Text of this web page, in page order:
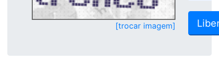
[trocar imagem]